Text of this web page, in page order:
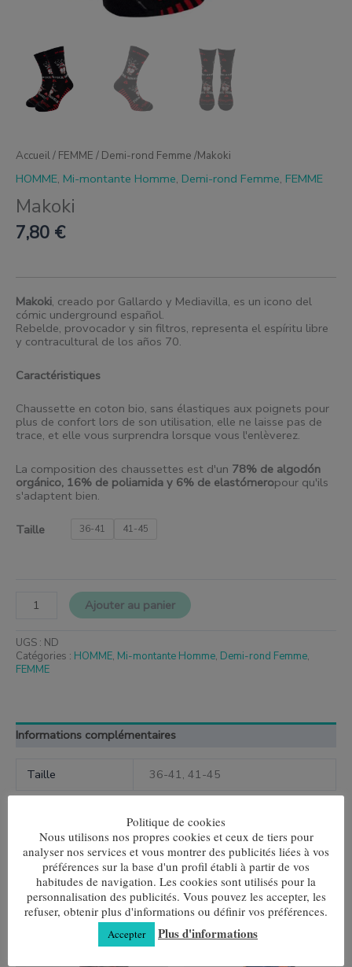
Accueil/ FEMME / Demi-rond Femme /Makoki
HOMME, Mi-montante Homme, Demi-rond Femme, FEMME
Makoki
7,80 €
Makoki, creado por Gallardo y Mediavilla, es un icono del
cómic underground español.
Rebelde, provocador y sin filtros, representa el espíritu libre
y contracultural de los años 70.
Caractéristiques
Chaussette en coton bio, sans élastiques aux poignets pour
plus de confort lors de son utilisation, elle ne laisse pas de
trace, et elle vous surprendra lorsque vous l'enlèverez.
La composition des chaussettes est d'un 78% de algodón
orgánico, 16% de poliamida y 6% de elastómeropour qu'ils
s'adaptent bien.
Taille 36-41 41-45
Ajouter au panier
UGS : ND
Catégories : HOMME, Mi-montante Homme, Demi-rond Femme,
FEMME
Informations complémentaires
Taille 36-41, 41-45
Produits similaires
Ce
produit
a
plusieurs
variantes.
Ce
produit
a
Politique de cookies
Nous utilisons nos propres cookies et ceux de tiers pour
analyser nos services et vous montrer des publicités liées à vos
préférences sur la base d'un profil établi à partir de vos
habitudes de navigation. Les cookies sont utilisés pour la
personnalisation des publicités. Vous pouvez les accepter, les
refuser, obtenir plus d'informations ou définir vos préférences.
Accepter Plus d'informations